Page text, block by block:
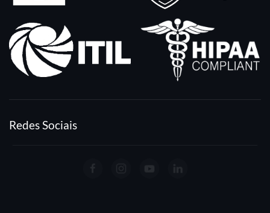
Redes Sociais